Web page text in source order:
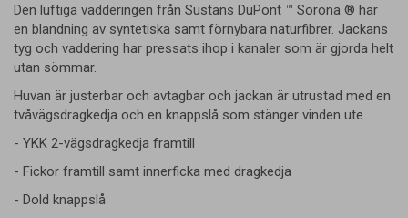
Den luftiga vadderingen från Sustans DuPont ™ Sorona ® har
en blandning av syntetiska samt förnybara naturfibrer. Jackans
tyg och vaddering har pressats ihop i kanaler som är gjorda helt
utan sömmar.
Huvan är justerbar och avtagbar och jackan är utrustad med en
tvåvägsdragkedja och en knappslå som stänger vinden ute.
- YKK 2-vägsdragkedja framtill
- Fickor framtill samt innerficka med dragkedja
- Dold knappslå